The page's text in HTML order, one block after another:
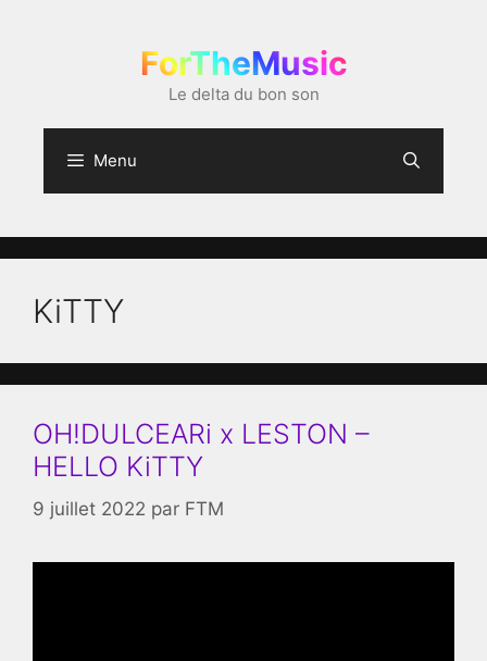
ForTheMusic
Le delta du bon son
Menu
KiTTY
OH!DULCEARi x LESTON –
HELLO KiTTY
9 juillet 2022 par FTM